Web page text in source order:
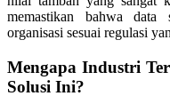
memastikan bahwa data
organisasi sesuai regulasi
Mengapa Industri
Solusi Ini?